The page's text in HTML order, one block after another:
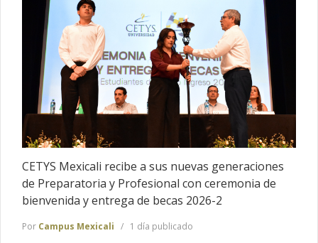
CETYS Mexicali recibe a sus nuevas generaciones
de Preparatoria y Profesional con ceremonia de
bienvenida y entrega de becas 2026-2
Por Campus Mexicali 1 día publicado